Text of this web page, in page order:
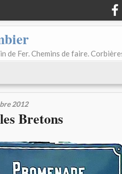
de Fer. Chemins de faire.
2012
Bretons